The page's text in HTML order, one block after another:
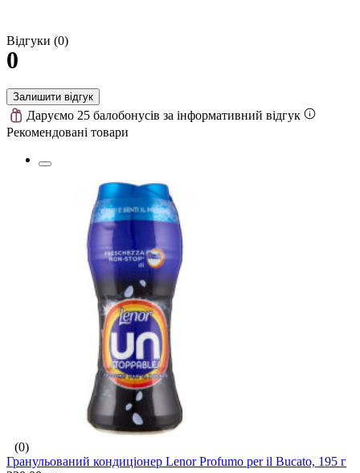
Відгуки (0)
0
Залишити відгук
Даруємо 25 балобонусів за інформативний відгук
Рекомендовані товари
(0)
Гранульований кондиціонер Lenor Profumo per il Bucato, 195 г